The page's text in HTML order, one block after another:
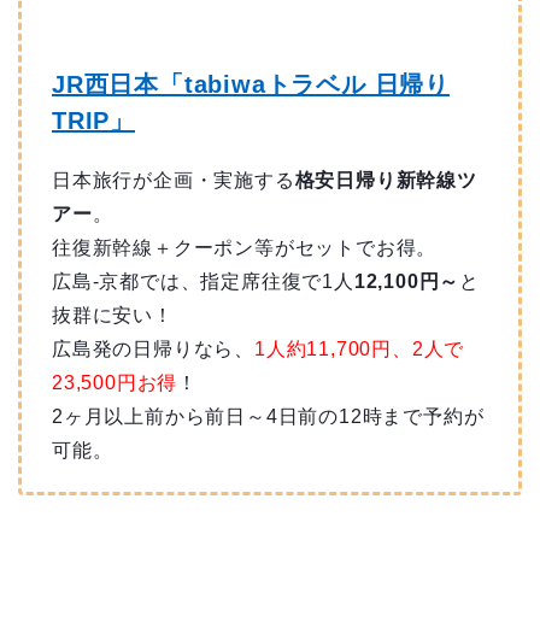
JR西日本「tabiwaトラベル 日帰り
TRIP」
日本旅行が企画・実施する格安日帰り新幹線ツ
アー。
往復新幹線＋クーポン等がセットでお得。
広島-京都では、指定席往復で1人 12,100円～ と
抜群に安い！
広島発の日帰りなら、 1人約11,700円、2人で
23,500円お得 ！
2ヶ月以上前から前日～4日前の12時まで予約が
可能。